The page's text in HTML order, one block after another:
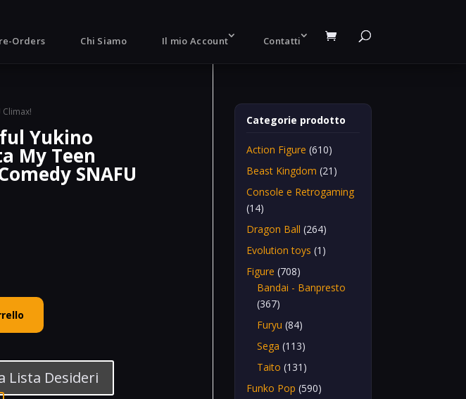
Orders Chi Siamo Il mio Account Contatti
Yukino
My Teen
SNAFU
Lista Desideri
Categorie prodotto
Action Figure (610)
Beast Kingdom (21)
Console e Retrogaming
(14)
Dragon Ball (264)
Evolution toys (1)
Figure (708)
Bandai - Banpresto
(367)
Furyu (84)
Sega (113)
Taito (131)
Funko Pop (590)